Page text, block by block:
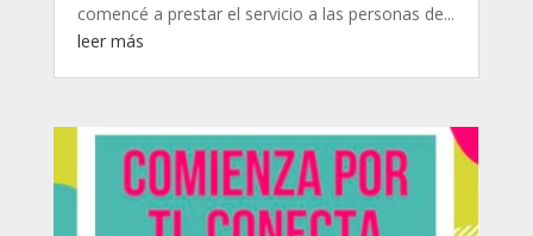
comencé a prestar el servicio a las personas de...
leer más